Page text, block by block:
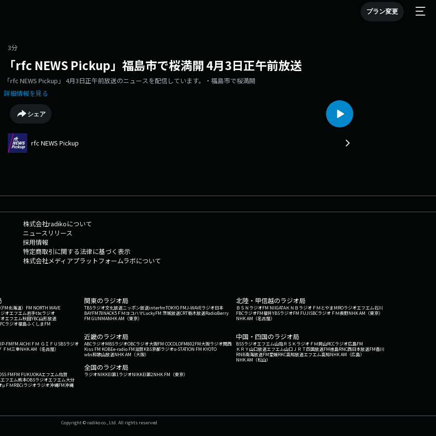
プラン変更
3分
「rfc NEWS Pickup」福島市で桜満開 4月3日正午前放送
「rfc NEWS Pickup」 4月3日正午前放送のニュースを配信しています。・福島市で桜満開
詳細情報を見る
シェア
rfc NEWS Pickup
株式会社radikoについて
ニュースリリース
採用情報
特定商取引に関する法律に基づく表示
株式会社メディアプラットフォームラボについて
北海道） FM NORTH WAVE
オエフエム岩手tbcラジオ
エフエム秋田YBC山形放送
ラジオ福島ふくしまFM
関東のラジオ局
TBSラジオ文化放送ニッポン放送interfmTOKYO FMJ-WAVEラジオ日本
BAYFM78NACK5 ＦＭヨコハマLuckyFM 茨城放送CRT栃木放送RadioBerry
FM GUNMANHK AM（東京）
北陸・甲信越のラジオ局
ＢＳＮラジオFM NIIGATAＫＮＢラジオ ＦＭとやまMROラジオエフエム石川
FBCラジオFM福井YBSラジオFM FUJISBCラジオ ＦＭ長野NHK AM（東京）
NHK AM（名古屋）
FMFM AICHI ＦＭ ＧＩＦＵ SBSラジオ
ＦＭ三重NHK AM（名古屋）
近畿のラジオ局
ABCラジオMBSラジオOBCラジオ大阪FM COCOLOFM802FM大阪ラジオ関西
Kiss FM KOBEe-radio FM滋賀KBS京都ラジオα-STATION FM KYOTO
wbs和歌山放送NHK AM（大阪）
中国・四国のラジオ局
BSSラジオエフエム山陰ＲＳＫラジオ ＦＭ岡山RCCラジオ広島FM
ＫＲＹ山口放送エフエム山口 ＪＲＴ四国放送FM徳島RNC西日本放送FM香川
RNB南海放送FM愛媛RKC高知放送エフエム高知NHK AM（広島）
NHK AM（松山）
FMFM FUKUOKAエフエム佐賀
フエム熊本OBSラジオエフエム大分
μＦＭRBCiラジオラジオ沖縄FM沖縄
全国のラジオ局
ラジオNIKKEI第1ラジオNIKKEI第2NHK FM（東京）
Copyright © radiko co., Ltd. All rights reserved